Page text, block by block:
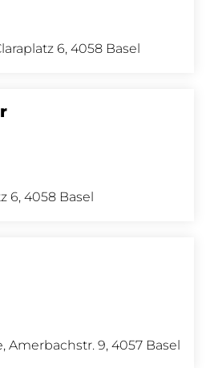
6, 4058 Basel
6, 4058 Basel
Amerbachstr. 9, 4057 Basel